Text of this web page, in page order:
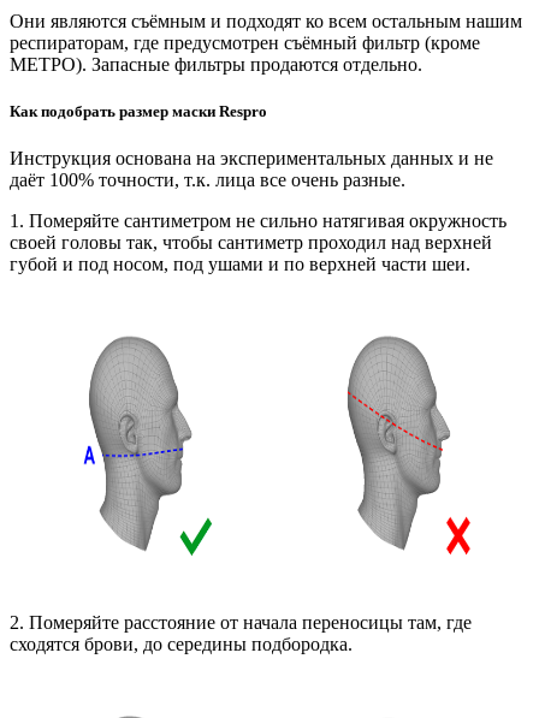
Они являются съёмным и подходят ко всем остальным нашим
респираторам, где предусмотрен съёмный фильтр (кроме
МЕТРО). Запасные фильтры продаются отдельно.
Как подобрать размер маски Respro
Инструкция основана на экспериментальных данных и не
даёт 100% точности, т.к. лица все очень разные.
1. Померяйте сантиметром не сильно натягивая окружность
своей головы так, чтобы сантиметр проходил над верхней
губой и под носом, под ушами и по верхней части шеи.
2. Померяйте расстояние от начала переносицы там, где
сходятся брови, до середины подбородка.